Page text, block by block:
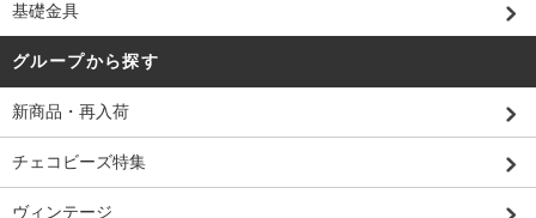
基礎金具
グループから探す
新商品・再入荷
チェコビーズ特集
ヴィンテージ